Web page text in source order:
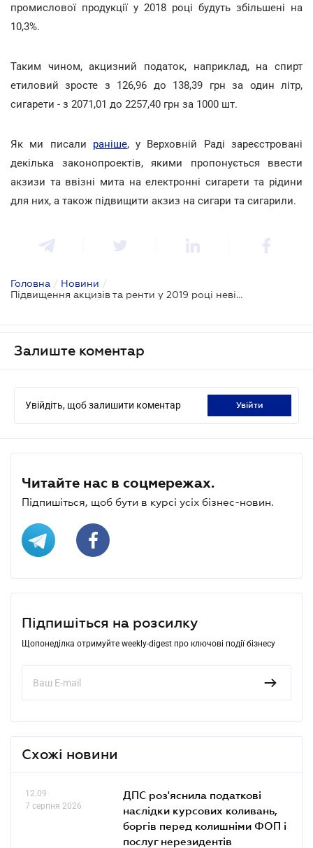
промислової продукції у 2018 році будуть збільшені на
10,3%.
Таким чином, акцизний податок, наприклад, на спирт
етиловий зросте з 126,96 до 138,39 грн за один літр,
сигарети - з 2071,01 до 2257,40 грн за 1000 шт.
Як ми писали раніше, у Верховній Раді зареєстровані
декілька законопроектів, якими пропонується ввести
акзизи та ввізні мита на електронні сигарети та рідини
для них, а також підвищити акзиз на сигари та сигарили.
Головна / Новини /
Підвищення акцизів та ренти у 2019 році невідворотне
Залиште коментар
Увійдіть, щоб залишити коментар увійти
Читайте нас в соцмережах.
Підпишіться, щоб бути в курсі усіх бізнес-новин.
Підпишіться на розсилку
Щопонеділка отримуйте weekly-digest про ключові події бізнесу
Схожі новини
12.09
7 серпня 2026
ДПС роз'яснила податкові
наслідки курсових коливань,
боргів перед колишніми ФОП і
послуг нерезидентів